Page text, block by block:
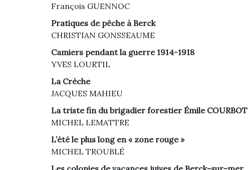
François GUENNOC
Pratiques de pêche à Berck
CHRISTIAN GONSSEAUME
Camiers pendant la guerre 1914-1918
YVES LOURTIL
La Crèche
JACQUES MAHIEU
La triste fin du brigadier forestier Émile COURBOT
MICHEL LEMATTRE
L’été le plus long en « zone rouge »
MICHEL TROUBLÉ